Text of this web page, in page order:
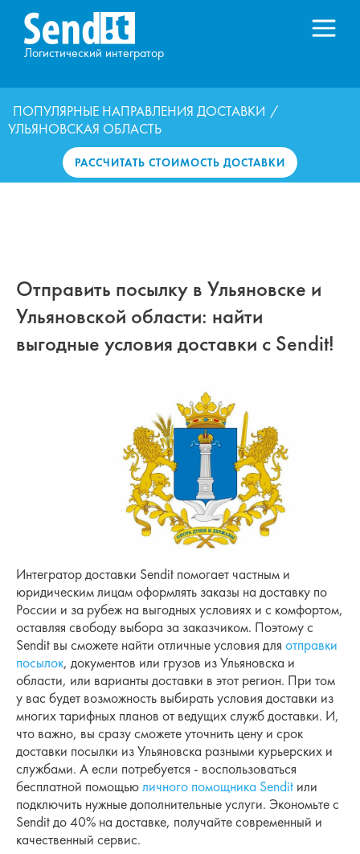
Логистический интегратор
ПОПУЛЯРНЫЕ НАПРАВЛЕНИЯ ДОСТАВКИ /
УЛЬЯНОВСКАЯ ОБЛАСТЬ
РАССЧИТАТЬ СТОИМОСТЬ ДОСТАВКИ
Отправить посылку в Ульяновске и
Ульяновской области: найти
выгодные условия доставки с Sendit!
Интегратор доставки Sendit помогает частным и
юридическим лицам оформлять заказы на доставку по
России и за рубеж на выгодных условиях и с комфортом,
оставляя свободу выбора за заказчиком. Поэтому с
Sendit вы сможете найти отличные условия для отправки
посылок, документов или грузов из Ульяновска и
области, или варианты доставки в этот регион. При том
у вас будет возможность выбирать условия доставки из
многих тарифных планов от ведущих служб доставки. И,
что важно, вы сразу сможете уточнить цену и срок
доставки посылки из Ульяновска разными курьерских и
службами. А если потребуется - воспользоваться
бесплатной помощьюличного помощника Sendit или
подключить нужные дополнительные услуги. Экономьте с
Sendit до 40% на доставке, получайте современный и
качественный сервис.